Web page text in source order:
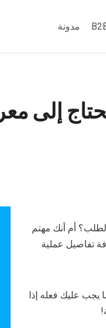
مدونة
أم أنك مهتم
تفاصيل عملية
يجب عليك فعله إذا